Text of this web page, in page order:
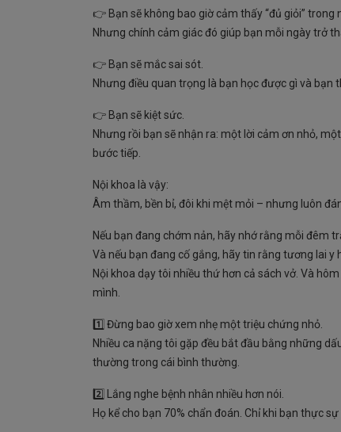
👉 Bạn sẽ không bao giờ cảm thấy “đủ giỏi” trong
Nhưng chính cảm giác đó giúp bạn mỗi ngày trở
👉 Bạn sẽ mắc sai sót.
Nhưng điều quan trọng là bạn học được gì và bạn
👉 Bạn sẽ kiệt sức.
Nhưng rồi bạn sẽ nhận ra: một lời cảm ơn nhỏ,
bước tiếp.
Nội khoa là vậy:
Âm thầm, bền bỉ, đôi khi mệt mỏi – nhưng luôn
Nếu bạn đang chớm nản, hãy nhớ rằng mỗi đêm
Và nếu bạn đang cố gắng, hãy tin rằng tương lai
Nội khoa dạy tôi nhiều thứ hơn cả sách vở. Và
mình.
1️⃣ Đừng bao giờ xem nhẹ một triệu chứng nhỏ.
Nhiều ca nặng tôi gặp đều bắt đầu bằng những
thường trong cái bình thường.
2️⃣ Lắng nghe bệnh nhân nhiều hơn nói.
Họ kể cho bạn 70% chẩn đoán. Chỉ khi bạn thực